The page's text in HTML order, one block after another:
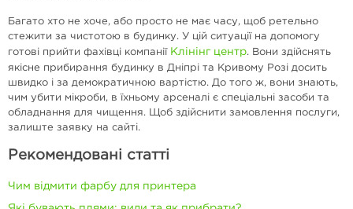
Багато хто не хоче, або просто не має часу, щоб ретельно
стежити за чистотою в будинку. У цій ситуації на допомогу
готові прийти фахівці компанії
Клінінг центр. Вони здійснять
якісне прибирання будинку в Дніпрі та Кривому Розі досить
швидко і за демократичною вартістю. До того ж, вони знають,
чим убити мікроби, в їхньому арсеналі є спеціальні засоби та
обладнання для чищення. Щоб здійснити замовлення послуги,
залиште заявку на сайті.
Рекомендовані статті
Чим відмити фарбу для принтера